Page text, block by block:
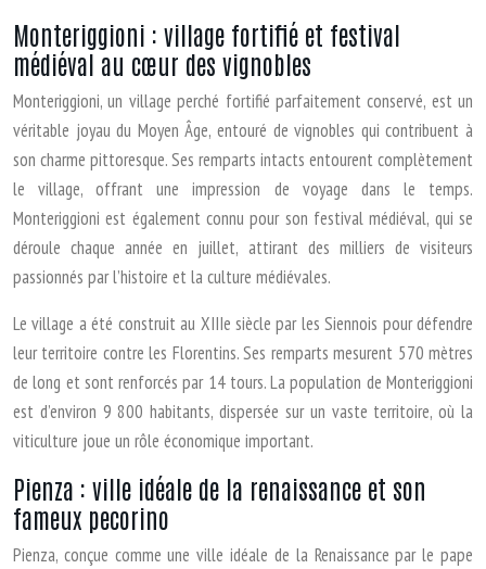
Monteriggioni : village fortifié et festival
médiéval au cœur des vignobles
Monteriggioni, un village perché fortifié parfaitement conservé, est un
véritable joyau du Moyen Âge, entouré de vignobles qui contribuent à
son charme pittoresque. Ses remparts intacts entourent complètement
le village, offrant une impression de voyage dans le temps.
Monteriggioni est également connu pour son festival médiéval, qui se
déroule chaque année en juillet, attirant des milliers de visiteurs
passionnés par l’histoire et la culture médiévales.
Le village a été construit au XIIIe siècle par les Siennois pour défendre
leur territoire contre les Florentins. Ses remparts mesurent 570 mètres
de long et sont renforcés par 14 tours. La population de Monteriggioni
est d’environ 9 800 habitants, dispersée sur un vaste territoire, où la
viticulture joue un rôle économique important.
Pienza : ville idéale de la renaissance et son
fameux pecorino
Pienza, conçue comme une ville idéale de la Renaissance par le pape